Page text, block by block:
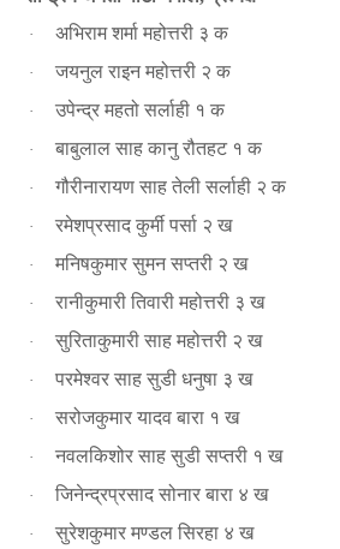
· अभिराम शर्मा महोत्तरी ३ क
· जयनुल राइन महोत्तरी २ क
· उपेन्द्र महतो सर्लाही १ क
· बाबुलाल साह कानु रौतहट १ क
· गौरीनारायण साह तेली सर्लाही २ क
· रमेशप्रसाद कुर्मी पर्सा २ ख
· मनिषकुमार सुमन सप्तरी २ ख
· रानीकुमारी तिवारी महोत्तरी ३ ख
· सुरिताकुमारी साह महोत्तरी २ ख
· परमेश्वर साह सुडी धनुषा ३ ख
· सरोजकुमार यादव बारा १ ख
· नवलकिशोर साह सुडी सप्तरी १ ख
· जिनेन्द्रप्रसाद सोनार बारा ४ ख
· सुरेशकुमार मण्डल सिरहा ४ ख